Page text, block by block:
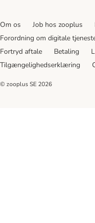
Om os Job hos zooplus
Forordning om digitale
Fortryd aftale
Betaling
Tilgængelighedserklæring
© zooplus SE 2026